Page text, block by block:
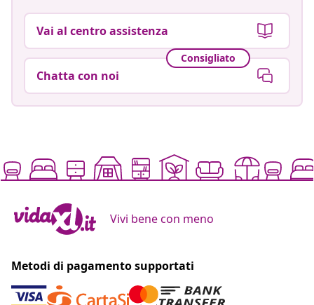
Vai al centro assistenza
Consigliato
Chatta con noi
Vivi bene con meno
Metodi di pagamento supportati